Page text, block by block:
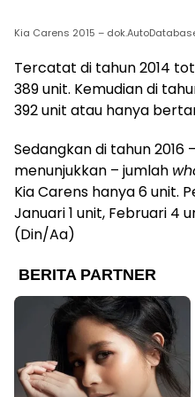
Kia Carens 2015 –
Tercatat di tahun 2014
389 unit. Kemudian di
392 unit atau hanya
Sedangkan di tahun 2016
menunjukkan – jumlah
Kia Carens hanya 6 unit.
Januari 1 unit, Februari 4
(Din/Aa)